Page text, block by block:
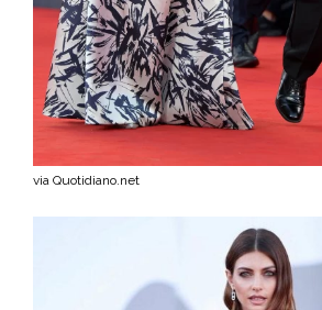
via Quotidiano.net